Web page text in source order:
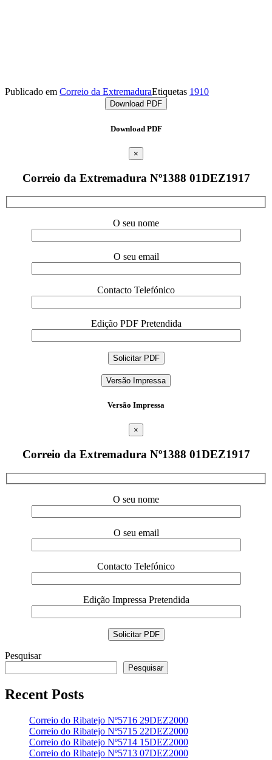
Publicado em Correio da ExtremaduraEtiquetas 1910
Download PDF
Download PDF
×
Correio da Extremadura Nº1388 01DEZ1917
O seu nome
O seu email
Contacto Telefónico
Edição PDF Pretendida
Versão Impressa
Versão Impressa
×
Correio da Extremadura Nº1388 01DEZ1917
O seu nome
O seu email
Contacto Telefónico
Edição Impressa Pretendida
Pesquisar
Pesquisar
Recent Posts
Correio do Ribatejo Nº5716 29DEZ2000
Correio do Ribatejo Nº5715 22DEZ2000
Correio do Ribatejo Nº5714 15DEZ2000
Correio do Ribatejo Nº5713 07DEZ2000